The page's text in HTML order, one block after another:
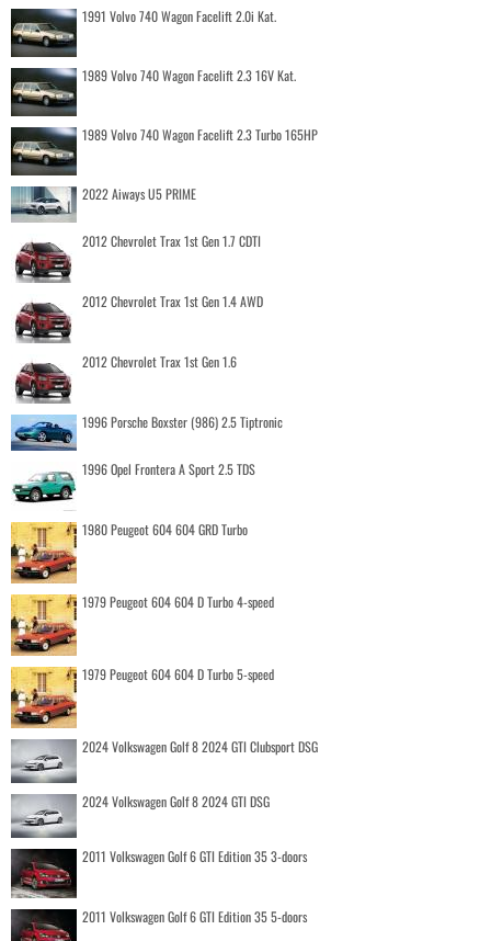
1991 Volvo 740 Wagon Facelift 2.0i Kat.
1989 Volvo 740 Wagon Facelift 2.3 16V Kat.
1989 Volvo 740 Wagon Facelift 2.3 Turbo 165HP
2022 Aiways U5 PRIME
2012 Chevrolet Trax 1st Gen 1.7 CDTI
2012 Chevrolet Trax 1st Gen 1.4 AWD
2012 Chevrolet Trax 1st Gen 1.6
1996 Porsche Boxster (986) 2.5 Tiptronic
1996 Opel Frontera A Sport 2.5 TDS
1980 Peugeot 604 604 GRD Turbo
1979 Peugeot 604 604 D Turbo 4-speed
1979 Peugeot 604 604 D Turbo 5-speed
2024 Volkswagen Golf 8 2024 GTI Clubsport DSG
2024 Volkswagen Golf 8 2024 GTI DSG
2011 Volkswagen Golf 6 GTI Edition 35 3-doors
2011 Volkswagen Golf 6 GTI Edition 35 5-doors